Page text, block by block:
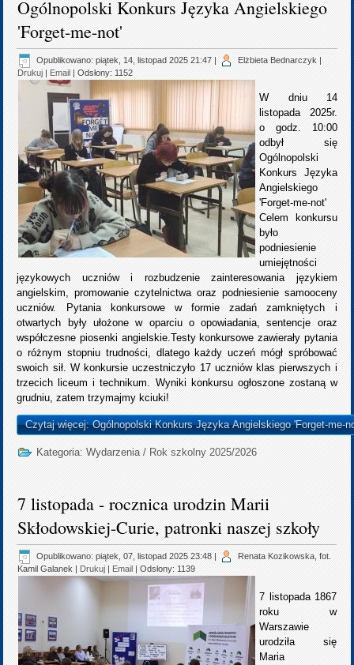
Ogólnopolski Konkurs Języka Angielskiego
'Forget-me-not'
Opublikowano: piątek, 14, listopad 2025 21:47 Elżbieta Bednarczyk
Drukuj
Email | Odsłony: 1152
W dniu 14
listopada 2025r.
o godz. 10:00
odbył się
Ogólnopolski
Konkurs Języka
Angielskiego
'Forget-me-not'
Celem konkursu
było
podniesienie
umiejętności
językowych uczniów i rozbudzenie zainteresowania językiem
angielskim, promowanie czytelnictwa oraz podniesienie samooceny
uczniów. Pytania konkursowe w formie zadań zamkniętych i
otwartych były ułożone w oparciu o opowiadania, sentencje oraz
współczesne piosenki angielskie.Testy konkursowe zawierały pytania
o różnym stopniu trudności, dlatego każdy uczeń mógł spróbować
swoich sił. W konkursie uczestniczyło 17 uczniów klas pierwszych i
trzecich liceum i technikum. Wyniki konkursu ogłoszone zostaną w
grudniu, zatem trzymajmy kciuki!
Czytaj więcej: Ogólnopolski Konkurs Języka Angielskiego 'Forget-me-
Kategoria:Wydarzenia / Rok szkolny 2025/2026
7 listopada - rocznica urodzin Marii
Skłodowskiej-Curie, patronki naszej szkoły
Opublikowano: piątek, 07, listopad 2025 23:48
Renata Kozikowska, fot.
Kamil Galanek
Drukuj Email | Odsłony: 1139
7 listopada 1867
roku w
Warszawie
urodziła się
Maria